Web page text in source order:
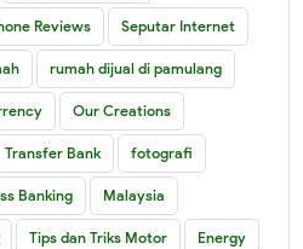
Reviews Seputar Internet
rumah dijual di pamulang
Our Creations
Transfer Bank fotografi
Banking Malaysia
Tips dan Triks Motor Energy